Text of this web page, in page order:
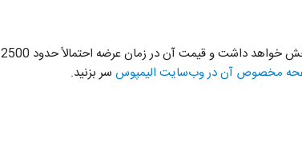
این لنز بیشترین استفاده را برای عکاسان ورزشی، منظره و حیات‌وحش خواهد داشت و قیمت آن در زمان عرضه احتمالاً حدود 2500
مخصوص آن در وب‌سایت الیمپوس سر بزنید.